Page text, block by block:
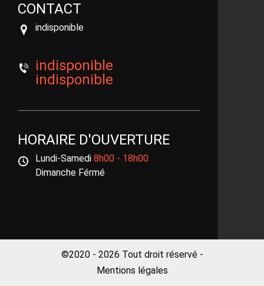
CONTACT
indisponible
indisponible
indisponible
HORAIRE D'OUVERTURE
Lundi-Samedi 8h00 - 18h00
Dimanche Férmé
©2020 - 2026 Tout droit réservé -
Mentions légales